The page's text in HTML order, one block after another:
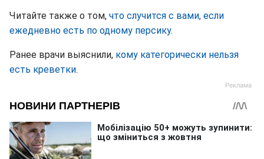
Читайте также о том, что случится с вами, если
ежедневно есть по одному персику.
Ранее врачи выяснили, кому категорически нельзя
есть креветки.